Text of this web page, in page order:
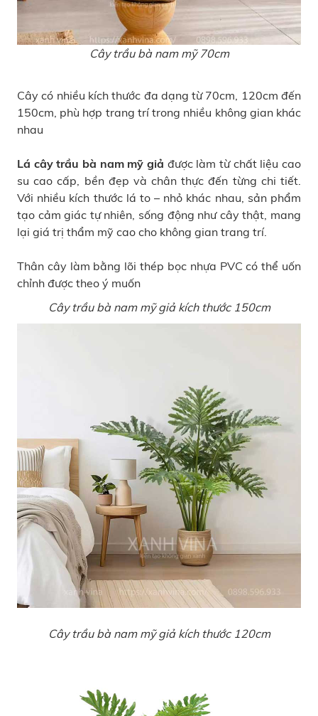
Cây trầu bà nam mỹ 70cm
Cây có nhiều kích thước đa dạng từ 70cm, 120cm đến
150cm, phù hợp trang trí trong nhiều không gian khác
nhau
Lá cây trầu bà nam mỹ giả được làm từ chất liệu cao
su cao cấp, bền đẹp và chân thực đến từng chi tiết.
Với nhiều kích thước lá to – nhỏ khác nhau, sản phẩm
tạo cảm giác tự nhiên, sống động như cây thật, mang
lại giá trị thẩm mỹ cao cho không gian trang trí.
Thân cây làm bằng lõi thép bọc nhựa PVC có thể uốn
chỉnh được theo ý muốn
Cây trầu bà nam mỹ giả kích thước 150cm
Cây trầu bà nam mỹ giả kích thước 120cm